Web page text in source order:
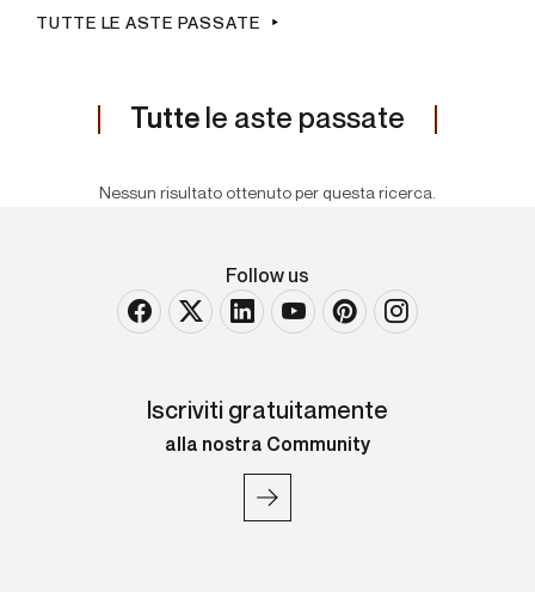
TUTTE LE ASTE PASSATE
Tutte le aste passate
Nessun risultato ottenuto per questa ricerca.
Follow us
Iscriviti gratuitamente
alla nostra Community